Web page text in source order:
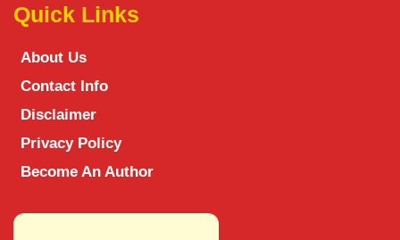
Quick Links
About Us
Contact Info
Disclaimer
Privacy Policy
Become An Author